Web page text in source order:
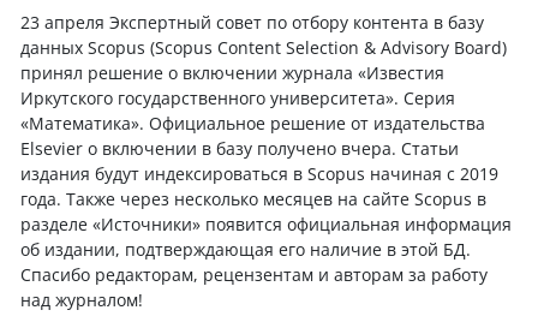
23 апреля Экспертный совет по отбору контента в базу
данных Scopus (Scopus Content Selection & Advisory Board)
принял решение о включении журнала «Известия
Иркутского государственного университета». Серия
«Математика». Официальное решение от издательства
Elsevier о включении в базу получено вчера. Статьи
издания будут индексироваться в Scopus начиная с 2019
года. Также через несколько месяцев на сайте Scopus в
разделе «Источники» появится официальная информация
об издании, подтверждающая его наличие в этой БД.
Спасибо редакторам, рецензентам и авторам за работу
над журналом!